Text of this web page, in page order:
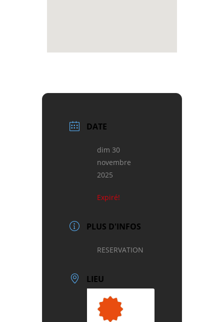
DATE
dim 30
novembre
2025
Expiré!
PLUS D'INFOS
RESERVATION
LIEU